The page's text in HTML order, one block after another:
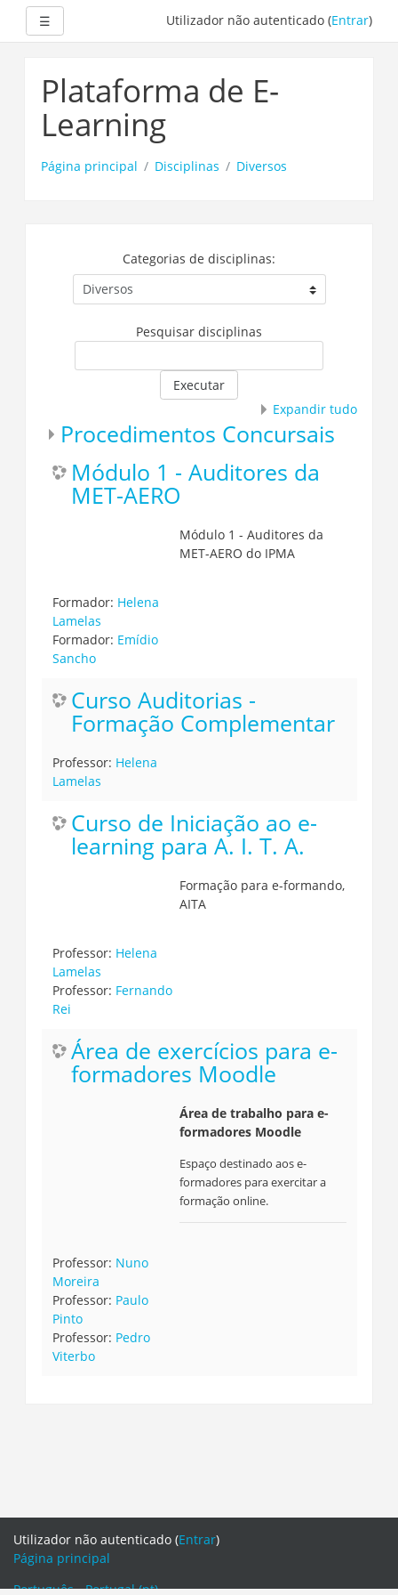
☰ Utilizador não autenticado (Entrar)
Plataforma de E-
Learning
Página principal Disciplinas Diversos
Categorias de disciplinas:
Pesquisar disciplinas
Executar
Expandir tudo
Procedimentos Concursais
Módulo 1 - Auditores da
MET-AERO
Módulo 1 - Auditores da
MET-AERO do IPMA
Formador: Helena
Lamelas
Formador: Emídio
Sancho
Curso Auditorias -
Formação Complementar
Professor: Helena
Lamelas
Curso de Iniciação ao e-
learning para A. I. T. A.
Formação para e-formando,
AITA
Professor: Helena
Lamelas
Professor: Fernando
Rei
Área de exercícios para e-
formadores Moodle
Área de trabalho para e-
formadores Moodle
Espaço destinado aos e-
formadores para exercitar a
formação online.
Professor: Nuno
Moreira
Professor: Paulo
Pinto
Professor: Pedro
Viterbo
Utilizador não autenticado (Entrar)
Página principal
Português - Portugal ‎(pt)‎